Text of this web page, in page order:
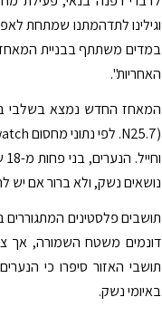
וגילינו לתדהמתנו שמתחת
במדים משתתף בבניית המאחז
האחריות".
נושאים נשק, ולא ברור אם יש
דונמים משטח השמורה, אך
תושבי האזור סיפרו כי
באיומי נשק.